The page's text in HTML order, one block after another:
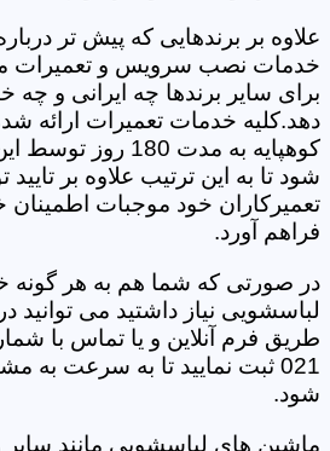
علاوه بر برندهایی که پیش تر
خدمات نصب سرویس و تعمیرات
برای سایر برندها چه ایرانی و چه
دهد.کلیه خدمات تعمیرات ارائه
کوهپایه به مدت
شود تا به این ترتیب علاوه بر
تعمیرکاران خود موجبات اطمینان
فراهم آورد.
در صورتی که شما هم به هر گونه
لباسشویی نیاز داشتید می توانید
021 ثبت نمایید تا به سرعت
شود.
ماشین های لباسشویی مانند